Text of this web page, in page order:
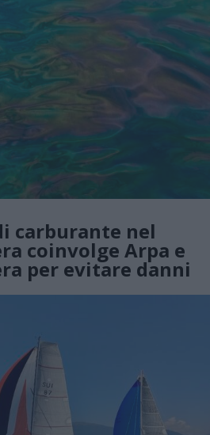
carburante nel
coinvolge Arpa e
per evitare danni